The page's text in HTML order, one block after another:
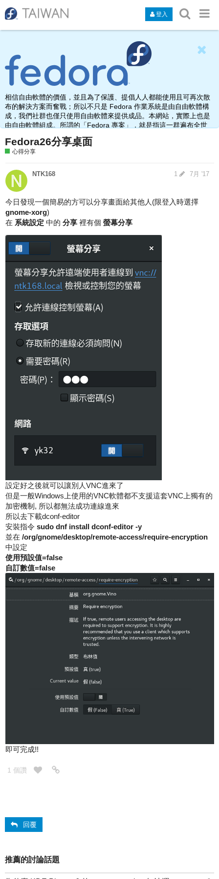
登入
相信自由軟體的價值，並且為了保護、提倡人人都能使用且可再次散
布的解決方案而奮戰；所以不只是 Fedora 作業系統是由自由軟體構
成，我們社群也僅只使用自由軟體來提供成品。本網站，實際上也是
由自由軟體組成。所謂的「Fedora 專案」，就是指這一群遍布全世
界，由於熱愛、使用、打造自由軟體而聚集在此之人的名稱。
Fedora26分享桌面
心得分享
NTK168 7月 '17
1
今日發現一個簡易的方可以分享畫面給其他人(限登入時選擇
gnome-xorg)
在 系統設定 中的 分享 裡有個 螢幕分享
設定好之後就可以讓別人VNC進來了
但是一般Windows上使用的VNC軟體都不支援這套VNC上獨有的
加密機制, 所以都無法成功連線進來
所以去下載dconf-editor
安裝指令 sudo dnf install dconf-editor -y
並在 /org/gnome/desktop/remote-access/require-encryption
中設定
使用預設值=false
自訂數值=false
即可完成!!
1 個讚
回覆
推薦的討論話題